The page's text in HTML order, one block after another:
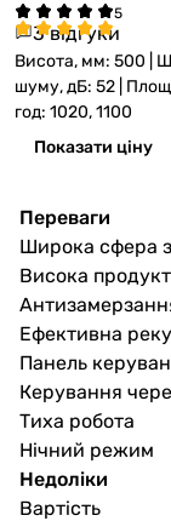
3 відгуки
Висота, мм: 500 |
шуму, дБ: 52 |
год: 1020, 1100
Показати ціну
Переваги
Широка сфера
Висока
Ефективна
Панель
Керування
Тиха робота
Нічний режим
Недоліки
Вартість